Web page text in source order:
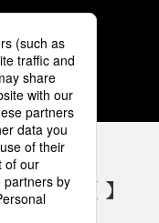
6
アカウント